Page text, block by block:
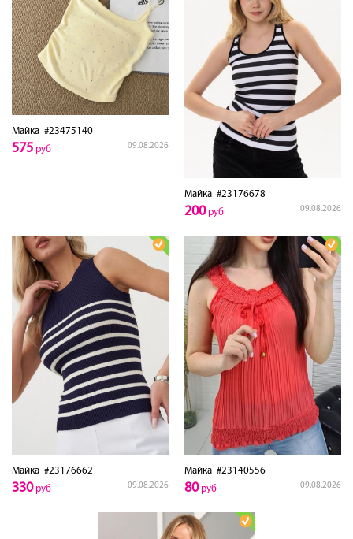
Майка #23475140
09.08.2026
575 руб
Майка #23176678
09.08.2026
200руб
Майка #23176662
09.08.2026
330руб
Майка #23140556
09.08.2026
80руб